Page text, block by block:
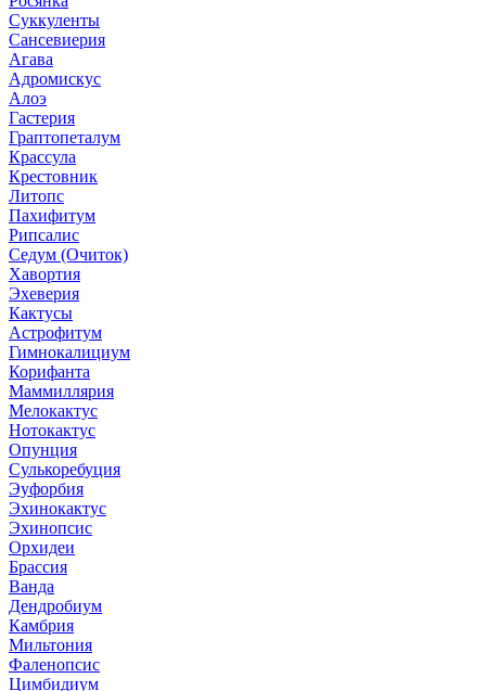
Суккуленты
Сансевиерия
Агава
Адромискус
Алоэ
Гастерия
Граптопеталум
Крассула
Крестовник
Литопс
Пахифитум
Рипсалис
Седум (Очиток)
Хавортия
Эхеверия
Кактусы
Астрофитум
Гимнокалициум
Корифанта
Маммиллярия
Мелокактус
Нотокактус
Опунция
Сулькоребуция
Эуфорбия
Эхинокактус
Эхинопсис
Орхидеи
Брассия
Ванда
Дендробиум
Камбрия
Мильтония
Фаленопсис
Цимбидиум